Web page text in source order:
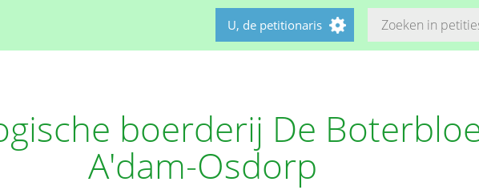
U, de petitionaris
boerderij De
A'dam-Osdorp